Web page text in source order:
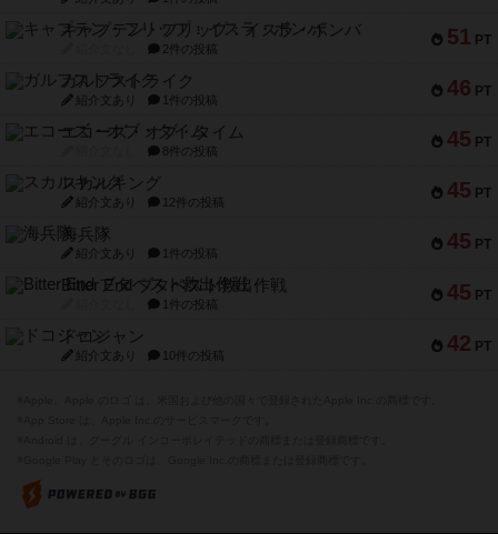
51 PT
キャプテン・フリップ：イスラ・ボンバ
2件の投稿
46 PT
ガルフストライク
紹介文あり 1件の投稿
45 PT
エコーズ・オブ・タイム
8件の投稿
45 PT
スカルキング
紹介文あり 12件の投稿
45 PT
海兵隊
紹介文あり 1件の投稿
45 PT
Bitter End ブタペスト救出作戦
1件の投稿
42 PT
ドコジャン
紹介文あり 10件の投稿